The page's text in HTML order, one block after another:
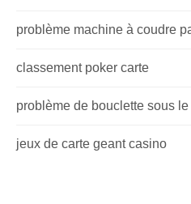
problème machine à coudre
classement poker carte
problème de bouclette sous
jeux de carte geant casino